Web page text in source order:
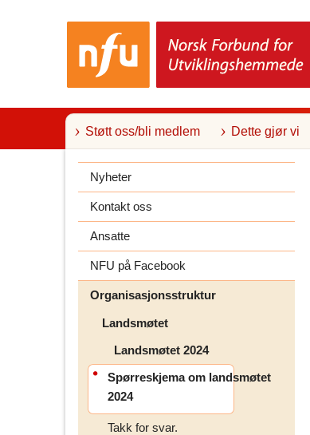
o
Støtt oss/bli medlem Dette gjør vi
Nyheter
Kontakt oss
Ansatte
NFU på Facebook
Organisasjonsstruktur
Landsmøtet
Landsmøtet 2024
Spørreskjema om landsmøtet
2024
Takk for svar.